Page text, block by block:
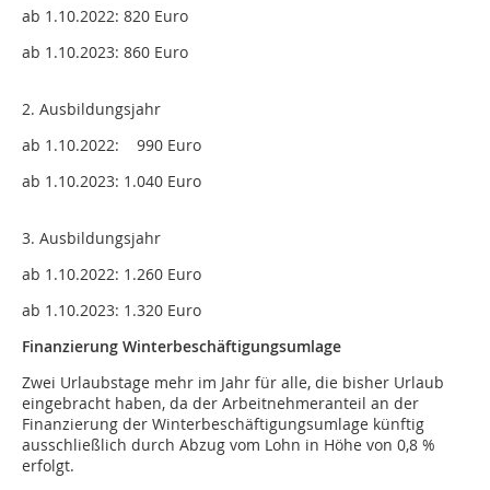
ab 1.10.2022: 820 Euro
ab 1.10.2023: 860 Euro
2. Ausbildungsjahr
ab 1.10.2022: 990 Euro
ab 1.10.2023: 1.040 Euro
3. Ausbildungsjahr
ab 1.10.2022: 1.260 Euro
ab 1.10.2023: 1.320 Euro
Finanzierung Winterbeschäftigungsumlage
Zwei Urlaubstage mehr im Jahr für alle, die bisher Urlaub
eingebracht haben, da der Arbeitnehmeranteil an der
Finanzierung der Winterbeschäftigungsumlage künftig
ausschließlich durch Abzug vom Lohn in Höhe von 0,8 %
erfolgt.